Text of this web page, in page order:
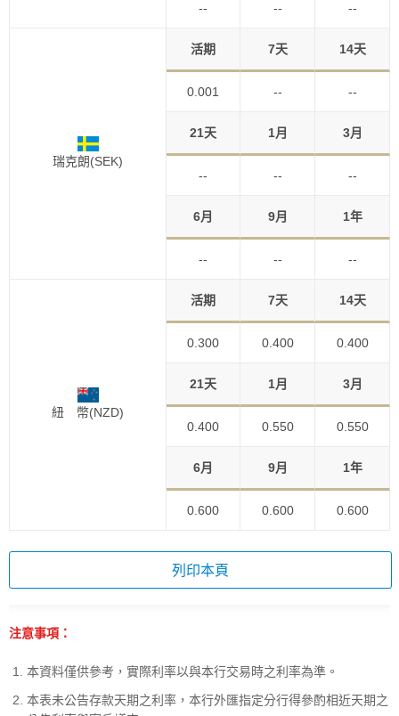
-- -- --
瑞克朗(SEK)
活期 7天 14天
0.001 -- --
21天 1月 3月
-- -- --
6月 9月 1年
-- -- --
紐 幣(NZD)
活期 7天 14天
0.300 0.400 0.400
21天 1月 3月
0.400 0.550 0.550
6月 9月 1年
0.600 0.600 0.600
列印本頁
注意事項：
本資料僅供參考，實際利率以與本行交易時之利率為準。
本表未公告存款天期之利率，本行外匯指定分行得參酌相近天期之